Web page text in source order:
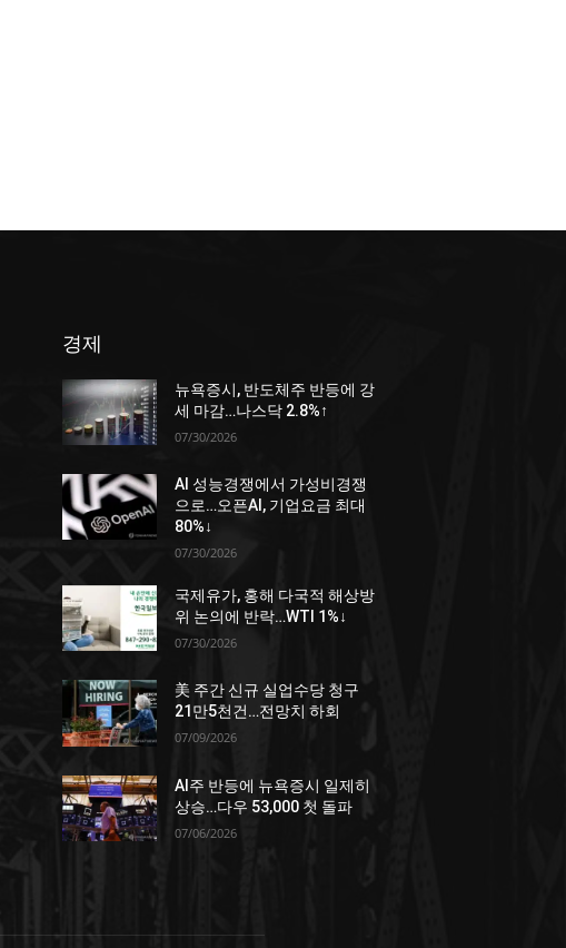
경제
뉴욕증시, 반도체주 반등에 강
세 마감…나스닥 2.8%↑
07/30/2026
AI 성능경쟁에서 가성비경쟁
으로…오픈AI, 기업요금 최대
80%↓
07/30/2026
국제유가, 홍해 다국적 해상방
위 논의에 반락…WTI 1%↓
07/30/2026
美 주간 신규 실업수당 청구
21만5천건…전망치 하회
07/09/2026
AI주 반등에 뉴욕증시 일제히
상승…다우 53,000 첫 돌파
07/06/2026